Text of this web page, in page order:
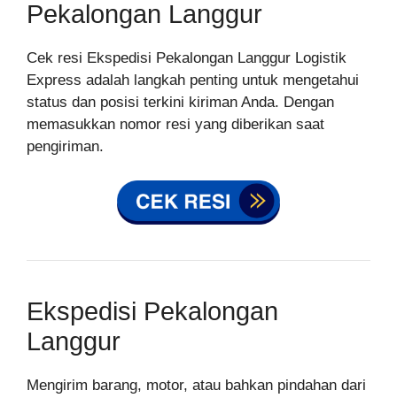
Pekalongan Langgur
Cek resi Ekspedisi Pekalongan Langgur Logistik
Express adalah langkah penting untuk mengetahui
status dan posisi terkini kiriman Anda. Dengan
memasukkan nomor resi yang diberikan saat
pengiriman.
Ekspedisi Pekalongan
Langgur
Mengirim barang, motor, atau bahkan pindahan dari